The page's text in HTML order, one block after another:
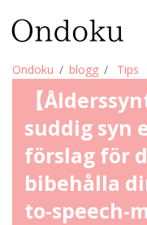
Ondoku blogg Tips
【
suddig syn
förslag för
bibehålla
to-speech-